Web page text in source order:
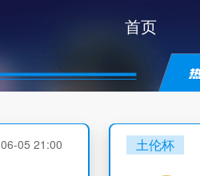
首页
06-05 21:00 土伦杯